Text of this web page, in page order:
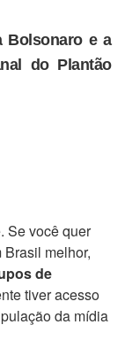
Bolsonaro e a
do Plantão
Se você quer
melhor,
de
tiver acesso
da mídia